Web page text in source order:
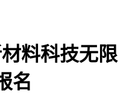
料科技无限
名